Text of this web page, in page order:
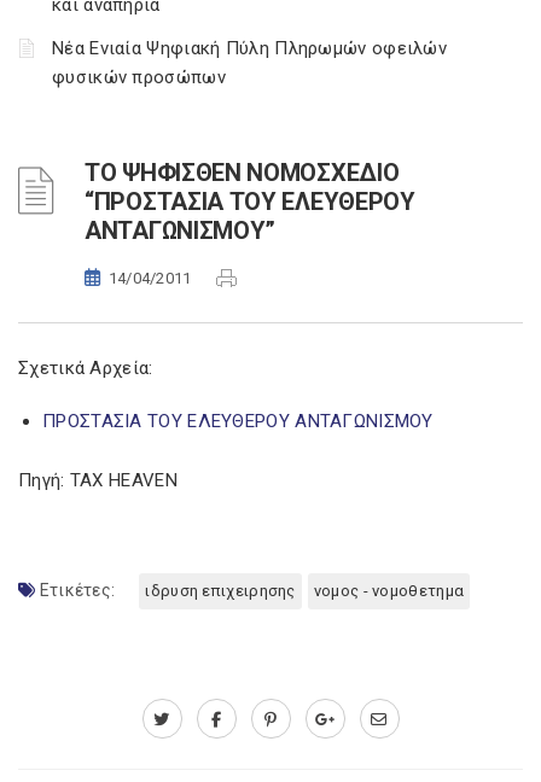
και αναπηρία
Νέα Ενιαία Ψηφιακή Πύλη Πληρωμών οφειλών
φυσικών προσώπων
ΤΟ ΨΗΦΙΣΘΕΝ ΝΟΜΟΣΧΕΔΙΟ
“ΠΡΟΣΤΑΣΙΑ ΤΟΥ ΕΛΕΥΘΕΡΟΥ
ΑΝΤΑΓΩΝΙΣΜΟΥ”
14/04/2011
Σχετικά Αρχεία:
ΠΡΟΣΤΑΣΙΑ ΤΟΥ ΕΛΕΥΘΕΡΟΥ ΑΝΤΑΓΩΝΙΣΜΟΥ
Πηγή: TAX HEAVEN
Ετικέτες: ιδρυση επιχειρησης νομος - νομοθετημα